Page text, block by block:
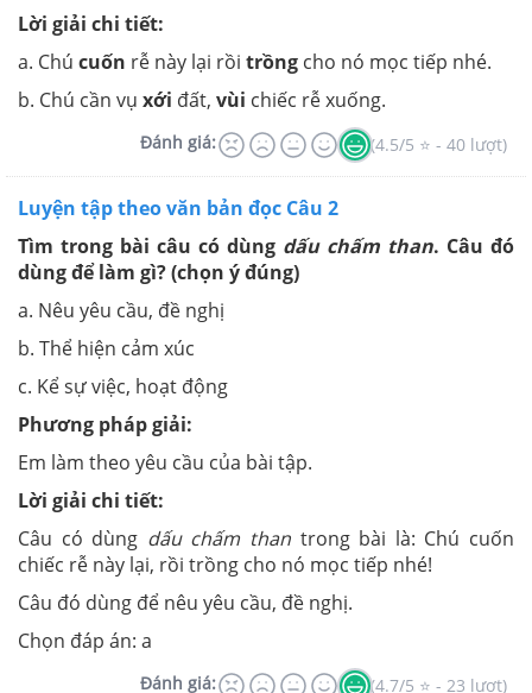
Lời giải chi tiết:
a. Chú cuốn rễ này lại rồi trồng cho nó mọc tiếp nhé.
b. Chú cần vụ xới đất, vùi chiếc rễ xuống.
Đánh giá: (4.5/5 ⭐ - 40 lượt)
Luyện tập theo văn bản đọc Câu 2
Tìm trong bài câu có dùng dấu chấm than. Câu đó
dùng để làm gì? (chọn ý đúng)
a. Nêu yêu cầu, đề nghị
b. Thể hiện cảm xúc
c. Kể sự việc, hoạt động
Phương pháp giải:
Em làm theo yêu cầu của bài tập.
Lời giải chi tiết:
Câu có dùng dấu chấm than trong bài là: Chú cuốn
chiếc rễ này lại, rồi trồng cho nó mọc tiếp nhé!
Câu đó dùng để nêu yêu cầu, đề nghị.
Chọn đáp án: a
Đánh giá: (4.7/5 ⭐ - 23 lượt)